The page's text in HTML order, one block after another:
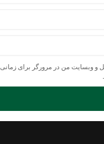
و وبسایت من در مرورگر برای زمانی